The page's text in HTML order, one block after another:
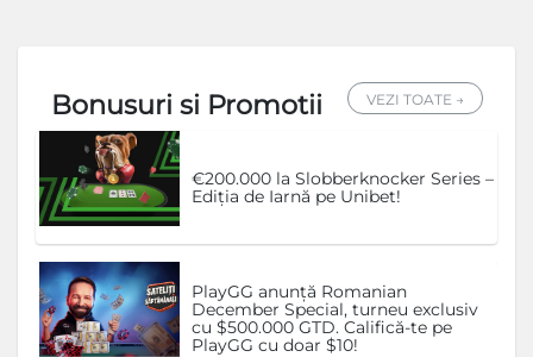
Bonusuri si Promotii VEZI TOATE →
€200.000 la Slobberknocker Series –
Ediția de Iarnă pe Unibet!
PlayGG anunță Romanian
December Special, turneu exclusiv
cu $500.000 GTD. Califică-te pe
PlayGG cu doar $10!